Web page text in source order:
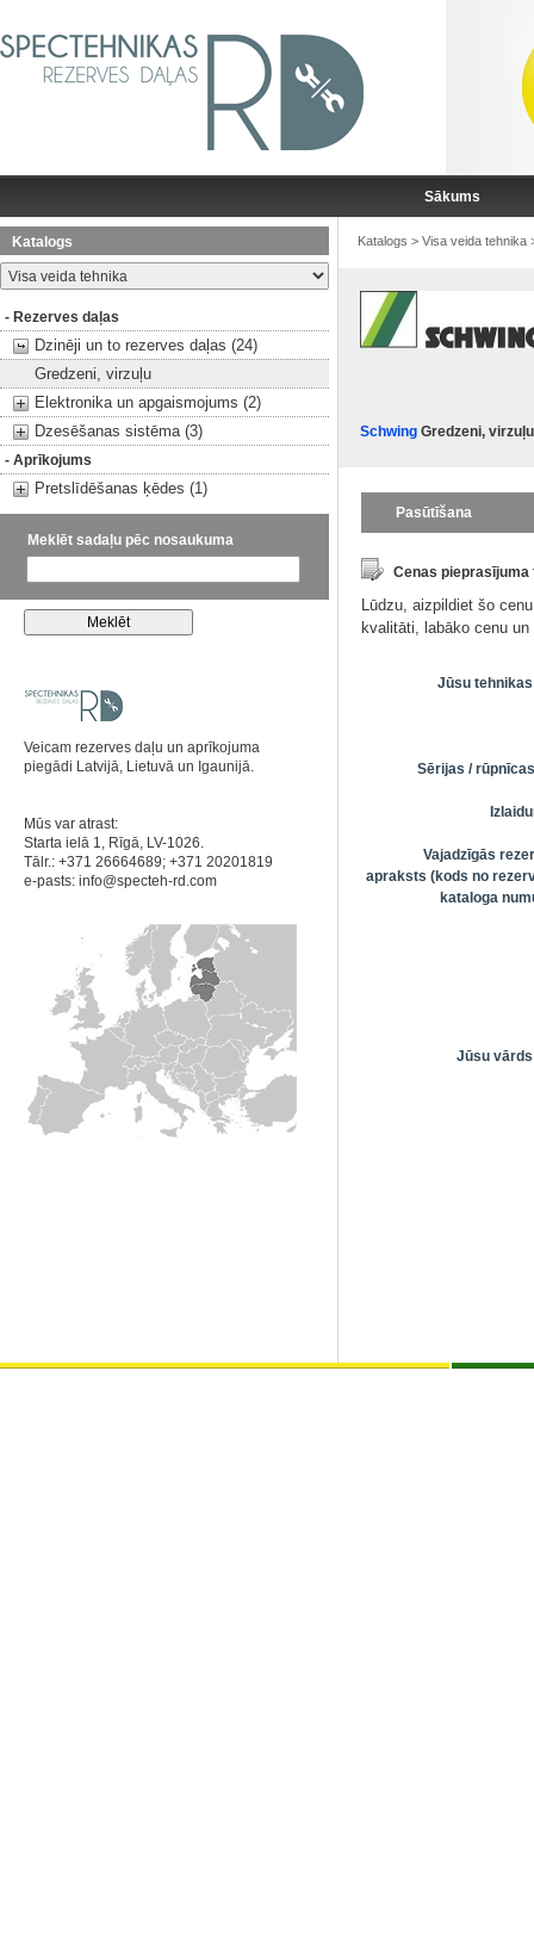
Sākums
Katalogs
- Rezerves daļas
Dzinēji un to rezerves daļas (24)
Gredzeni, virzuļu
Elektronika un apgaismojums (2)
Dzesēšanas sistēma (3)
- Aprīkojums
Pretslīdēšanas ķēdes (1)
Meklēt sadaļu pēc nosaukuma
Veicam rezerves daļu un aprīkojuma
piegādi Latvijā, Lietuvā un Igaunijā.
Mūs var atrast:
Starta ielā 1, Rīgā, LV-1026.
Tālr.: +371 26664689; +371 20201819
e-pasts: info@specteh-rd.com
Katalogs > Visa veida tehnika
Schwing Gredzeni, virzuļu
Pasūtīšana
Cenas pieprasījuma
Lūdzu, aizpildiet šo
kvalitāti, labāko cenu
Jūsu
Sērijas /
Vajadzīgās
apraksts (kods no
kataloga
Jūsu